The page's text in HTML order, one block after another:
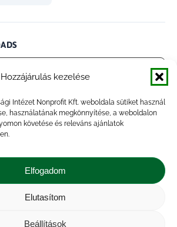
Hozzájárulás kezelése
Intézet Nonprofit Kft. weboldala sütiket használ
használatának megkönnyítése, a weboldalon
követése és releváns ajánlatok
Elfogadom
Elutasítom
Beállítások
found!
Megosztás